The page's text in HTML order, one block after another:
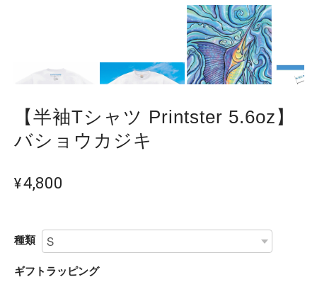
【半袖Tシャツ Printster 5.6oz】
バショウカジキ
¥4,800
種類
ギフトラッピング